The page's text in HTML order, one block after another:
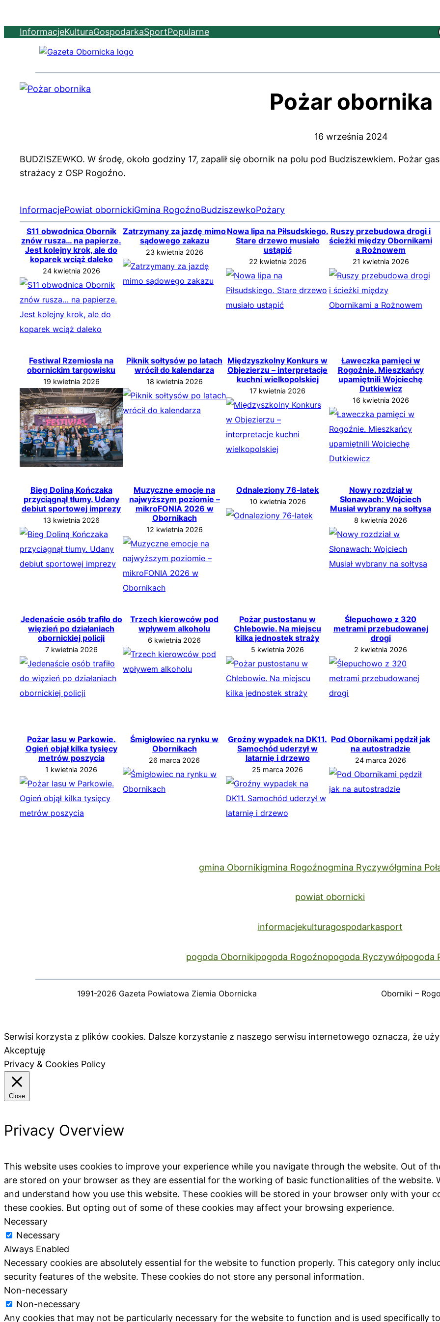
InformacjeKulturaGospodarkaSportPopularne
Pożar obornika
16 września 2024
BUDZISZEWKO. W środę, około godziny 17, zapalił się obornik na polu pod Budziszewkiem. Pożar
strażacy z OSP Rogoźno.
InformacjePowiat obornickiGmina RogoźnoBudziszewkoPożary
S11 obwodnica Obornik
znów rusza… na papierze.
Jest kolejny krok, ale do
koparek wciąż daleko
24 kwietnia 2026
Zatrzymany za jazdę mimo
sądowego zakazu
23 kwietnia 2026
Nowa lipa na Piłsudskiego.
Stare drzewo musiało
ustąpić
22 kwietnia 2026
Ruszy przebudowa drogi i
ścieżki między Obornikami
a Rożnowem
21 kwietnia 2026
Festiwal Rzemiosła na
obornickim targowisku
19 kwietnia 2026
Piknik sołtysów po latach
wrócił do kalendarza
18 kwietnia 2026
Międzyszkolny Konkurs w
Objezierzu – interpretacje
kuchni wielkopolskiej
17 kwietnia 2026
Ławeczka pamięci w
Rogoźnie. Mieszkańcy
upamiętnili Wojciechę
Dutkiewicz
16 kwietnia 2026
Bieg Doliną Kończaka
przyciągnął tłumy. Udany
debiut sportowej imprezy
13 kwietnia 2026
Muzyczne emocje na
najwyższym poziomie –
mikroFONIA 2026 w
Obornikach
12 kwietnia 2026
Odnaleziony 76‑latek
10 kwietnia 2026
Nowy rozdział w
Słonawach: Wojciech
Musiał wybrany na sołtysa
8 kwietnia 2026
Jedenaście osób trafiło do
więzień po działaniach
obornickiej policji
7 kwietnia 2026
Trzech kierowców pod
wpływem alkoholu
6 kwietnia 2026
Pożar pustostanu w
Chlebowie. Na miejscu
kilka jednostek straży
5 kwietnia 2026
Ślepuchowo z 320
metrami przebudowanej
drogi
2 kwietnia 2026
Pożar lasu w Parkowie.
Ogień objął kilka tysięcy
metrów poszycia
1 kwietnia 2026
Śmigłowiec na rynku w
Obornikach
26 marca 2026
Groźny wypadek na DK11.
Samochód uderzył w
latarnię i drzewo
25 marca 2026
Pod Obornikami pędził jak
na autostradzie
24 marca 2026
gmina Obornikigmina Rogoźnogmina Ryczywółgmina
powiat obornicki
informacjekulturagospodarkasport
pogoda Obornikipogoda Rogoźnopogoda Ryczywółpogoda
1991-2026 Gazeta Powiatowa Ziemia Obornicka Oborniki –
Serwisi korzysta z plików cookies. Dalsze korzystanie z naszego serwisu internetowego oznacza, że
Akceptuję
Privacy & Cookies Policy
Close
Privacy Overview
This website uses cookies to improve your experience while you navigate through the website. Out of
are stored on your browser as they are essential for the working of basic functionalities of the website.
and understand how you use this website. These cookies will be stored in your browser only with your
these cookies. But opting out of some of these cookies may affect your browsing experience.
Necessary
Necessary
Always Enabled
Necessary cookies are absolutely essential for the website to function properly. This category only
security features of the website. These cookies do not store any personal information.
Non-necessary
Non-necessary
Any cookies that may not be particularly necessary for the website to function and is used specifically